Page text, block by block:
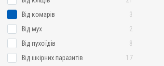
Від комарів
3
Від мух
2
Від пухоїдів
8
Від шкірних паразитів
17